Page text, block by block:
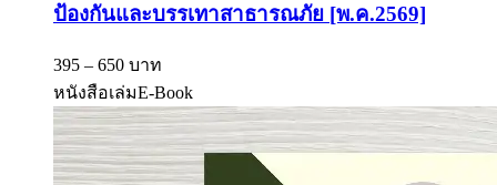
ป้องกันและบรรเทาสาธารณภัย [พ.ค.2569]
395 – 650 บาท
หนังสือเล่มE-Book